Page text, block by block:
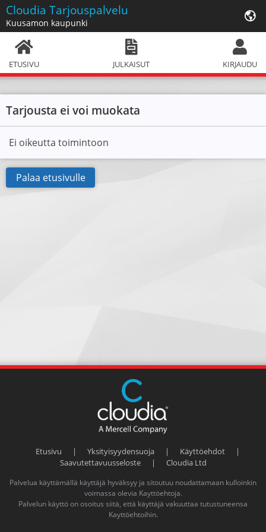
Cloudia Tarjouspalvelu
Kuusamon kaupunki
ETUSIVU JULKAISUT KIRJAUDU
Tarjousta ei voi muokata
Ei oikeutta toimintoon
Palaa etusivulle
Etusivu | Yksityisyydensuoja | Käyttöehdot
|
Saavutettavuusseloste
| Cloudia Ltd
Palvelua käyttämällä käyttäjä hyväksyy ja sitoutuu noudattamaan kulloinkin
voimassa olevia Kayttöehtoja.
Palvelun käyttö on osoitus siitä, että käyttäjä vakuuttaa tutustuneensa
Kayttöehtoihin.